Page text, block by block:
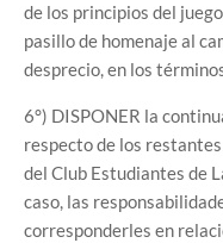
de los principios del
pasillo de homenaje al
desprecio, en los
6°) DISPONER la
respecto de los
del Club Estudiantes de
caso, las
corresponderles en